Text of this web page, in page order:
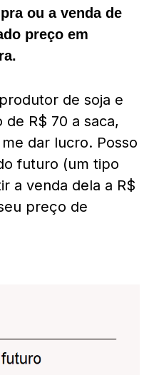
ou a venda de
preço em
de soja e
R$ 70 a saca,
dar lucro. Posso
futuro (um tipo
a venda dela a R$
preço de